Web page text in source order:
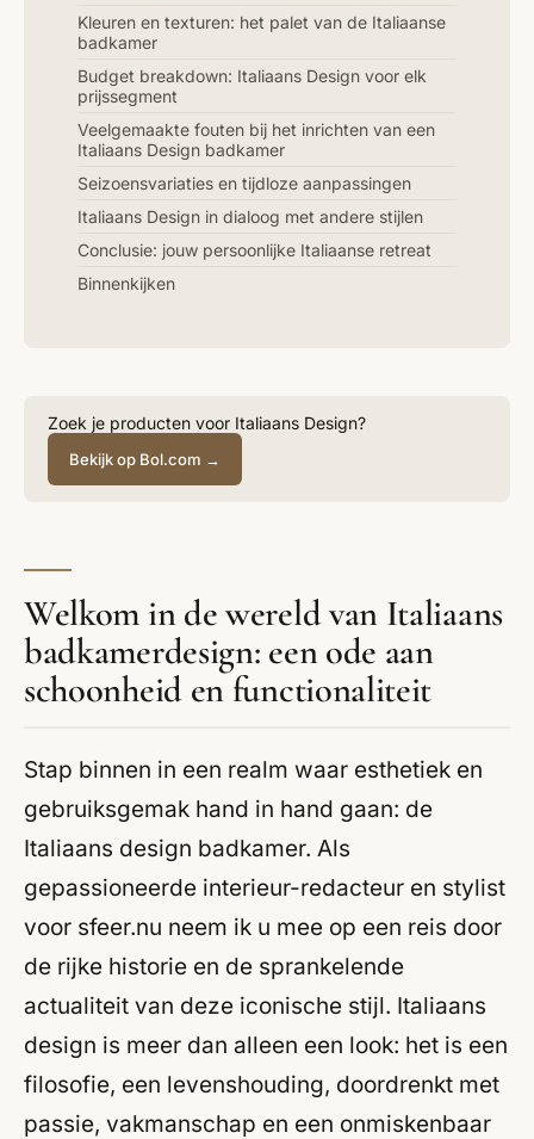
Kleuren en texturen: het palet van de Italiaanse
badkamer
Budget breakdown: Italiaans Design voor elk
prijssegment
Veelgemaakte fouten bij het inrichten van een
Italiaans Design badkamer
Seizoensvariaties en tijdloze aanpassingen
Italiaans Design in dialoog met andere stijlen
Conclusie: jouw persoonlijke Italiaanse retreat
Binnenkijken
Zoek je producten voor Italiaans Design?
Bekijk op Bol.com →
Welkom in de wereld van Italiaans
badkamerdesign: een ode aan
schoonheid en functionaliteit
Stap binnen in een realm waar esthetiek en
gebruiksgemak hand in hand gaan: de
Italiaans design badkamer. Als
gepassioneerde interieur-redacteur en stylist
voor sfeer.nu neem ik u mee op een reis door
de rijke historie en de sprankelende
actualiteit van deze iconische stijl. Italiaans
design is meer dan alleen een look: het is een
filosofie, een levenshouding, doordrenkt met
passie, vakmanschap en een onmiskenbaar